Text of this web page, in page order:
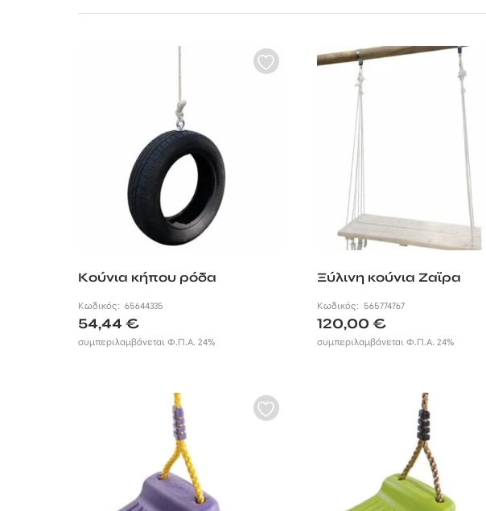
Επίσης, ο ευέλικτος σχεδιασμός των
σας δίνουν την δυνατότητα να
Για ένα σπίτι γεμάτο παιδική χαρά!
Κούνια κήπου ρόδα
Κωδικός: 65644335
54,44 €
συμπεριλαμβάνεται Φ.Π.Α. 24%
Ξύλινη κούνια Ζαϊρα
Κωδικός: 565774767
120,00€
συμπεριλαμβάνεται Φ.Π.Α. 24%